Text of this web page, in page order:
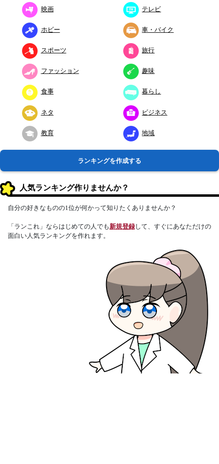
映画 テレビ
ホビー 車・バイク
スポーツ 旅行
ファッション 趣味
食事 暮らし
ネタ ビジネス
教育 地域
ランキングを作成する
人気ランキング作りませんか？
自分の好きなものの1位が何かって知りたくありませんか？
「ランこれ」ならはじめての人でも新規登録して、すぐにあなただけの
面白い人気ランキングを作れます。